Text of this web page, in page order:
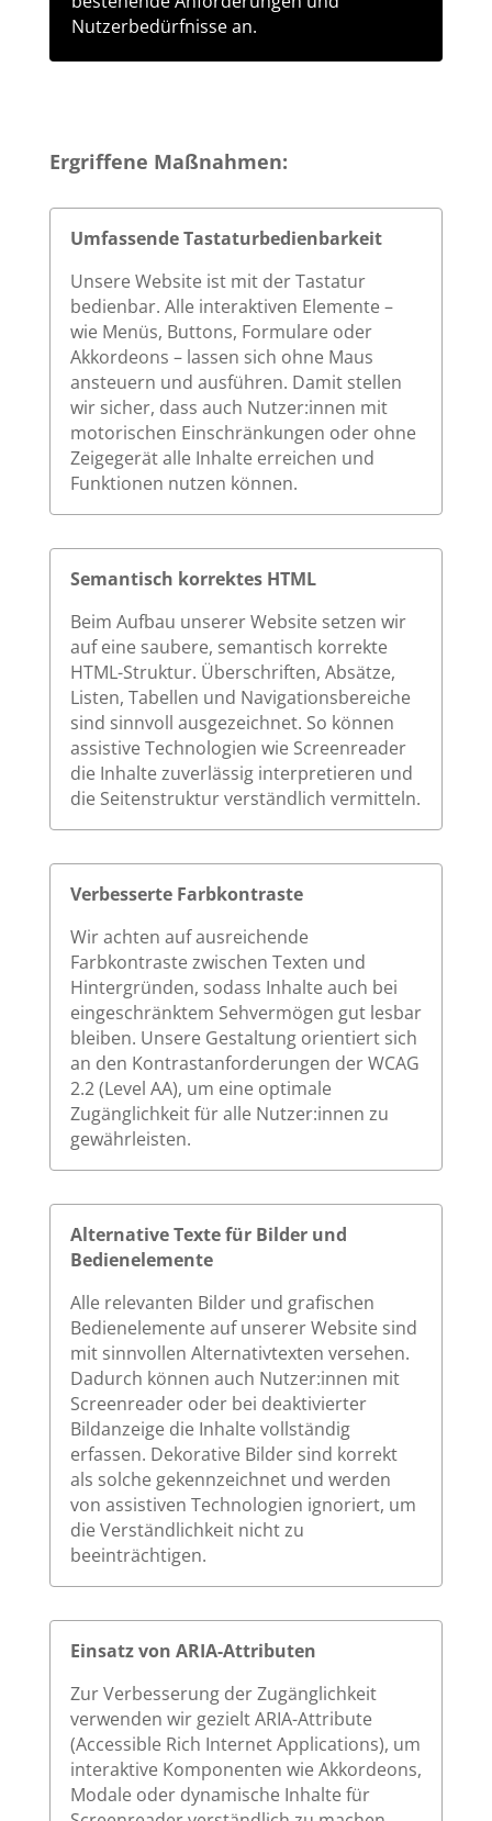
Nutzerbedürfnisse an.
Ergriffene Maßnahmen:
Umfassende Tastaturbedienbarkeit
Unsere Website ist mit der Tastatur
bedienbar. Alle interaktiven Elemente –
wie Menüs, Buttons, Formulare oder
Akkordeons – lassen sich ohne Maus
ansteuern und ausführen. Damit stellen
wir sicher, dass auch Nutzer:innen mit
motorischen Einschränkungen oder ohne
Zeigegerät alle Inhalte erreichen und
Funktionen nutzen können.
Semantisch korrektes HTML
Beim Aufbau unserer Website setzen wir
auf eine saubere, semantisch korrekte
HTML-Struktur. Überschriften, Absätze,
Listen, Tabellen und Navigationsbereiche
sind sinnvoll ausgezeichnet. So können
assistive Technologien wie Screenreader
die Inhalte zuverlässig interpretieren und
die Seitenstruktur verständlich vermitteln.
Verbesserte Farbkontraste
Wir achten auf ausreichende
Farbkontraste zwischen Texten und
Hintergründen, sodass Inhalte auch bei
eingeschränktem Sehvermögen gut lesbar
bleiben. Unsere Gestaltung orientiert sich
an den Kontrastanforderungen der WCAG
2.2 (Level AA), um eine optimale
Zugänglichkeit für alle Nutzer:innen zu
gewährleisten.
Alternative Texte für Bilder und
Bedienelemente
Alle relevanten Bilder und grafischen
Bedienelemente auf unserer Website sind
mit sinnvollen Alternativtexten versehen.
Dadurch können auch Nutzer:innen mit
Screenreader oder bei deaktivierter
Bildanzeige die Inhalte vollständig
erfassen. Dekorative Bilder sind korrekt
als solche gekennzeichnet und werden
von assistiven Technologien ignoriert, um
die Verständlichkeit nicht zu
beeinträchtigen.
Einsatz von ARIA-Attributen
Zur Verbesserung der Zugänglichkeit
verwenden wir gezielt ARIA-Attribute
(Accessible Rich Internet Applications), um
interaktive Komponenten wie Akkordeons,
Modale oder dynamische Inhalte für